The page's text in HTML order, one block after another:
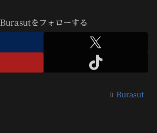
Burasutをフォローする
Burasut